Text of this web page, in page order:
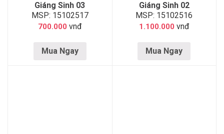
Giáng Sinh 03
MSP: 15102517
700.000 vnđ
Mua Ngay
Giáng Sinh 02
MSP: 15102516
1.100.000 vnđ
Mua Ngay